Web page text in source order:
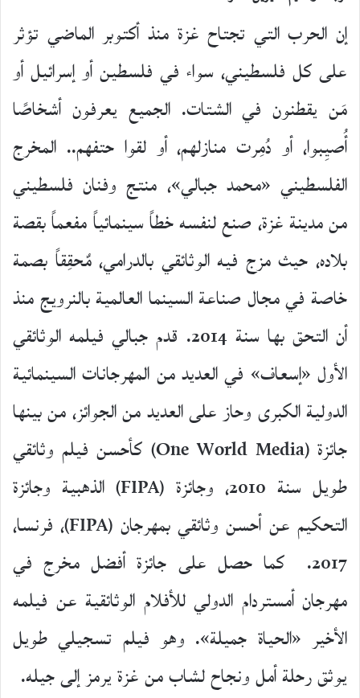
إن الحرب التي تجتاح غزة منذ أكتوبر الماضي تؤثر
على كل فلسطيني، سواء في فلسطين أو إسرائيل أو
مَن يقطنون في الشتات. الجميع يعرفون أشخاصًا
أُصيِبوا، أو دُمِرت منازلهم، أو لقوا حتفهم.. المخرج
الفلسطيني «محمد جبالي»، منتج وفنان فلسطيني
من مدينة غزة، صنع لنفسه خطاً سينمائياً مفعماً بقصة
بلاده، حيث مزج فيه الوثائقي بالدرامي، مٌحقِقاً بصمة
خاصة في مجال صناعة السينما العالمية بالنرويج منذ
أن التحق بها سنة 2014. قدم جبالي فيلمه الوثائقي
الأول «إسعاف» في العديد من المهرجانات السينمائية
الدولية الكبرى وحاز على العديد من الجوائز، من بينها
جائزة (One World Media) كأحسن فيلم وثائقي
طويل سنة 2010، وجائزة (FIPA) الذهبية وجائزة
التحكيم عن أحسن وثائقي بمهرجان (FIPA)، فرنسا،
2017. كما حصل على جائزة أفضل مخرج في
مهرجان أمستردام الدولي للأفلام الوثائقية عن فيلمه
الأخير «الحياة جميلة». وهو فيلم تسجيلي طويل
يوثق رحلة أمل ونجاح لشاب من غزة يرمز إلى جيله.